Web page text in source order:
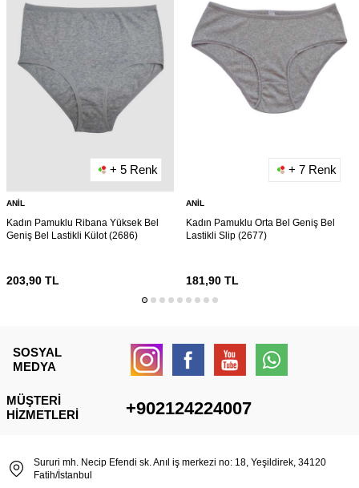
+ 5 Renk
ANIL
Kadın Pamuklu Ribana Yüksek Bel
Geniş Bel Lastikli Külot (2686)
203,90 TL
+ 7 Renk
ANIL
Kadın Pamuklu Orta Bel Geniş Bel
Lastikli Slip (2677)
181,90TL
SOSYAL
MEDYA
MÜŞTERI
HIZMETLERI
+902124224007
Sururi mh. Necip Efendi sk. Anıl iş merkezi no: 18, Yeşildirek, 34120
Fatih/İstanbul